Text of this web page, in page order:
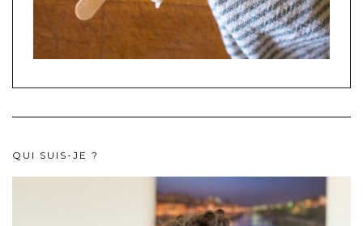
QUI SUIS-JE ?